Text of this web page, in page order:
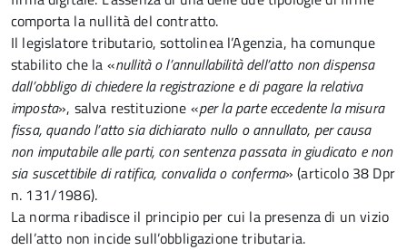
comporta la nullità del contratto.
Il legislatore tributario, sottolinea l’Agenzia, ha comunque
stabilito che la «nullità o l’annullabilità dell’atto non dispensa
dall’obbligo di chiedere la registrazione e di pagare la relativa
imposta», salva restituzione «per la parte eccedente la misura
fissa, quando l’atto sia dichiarato nullo o annullato, per causa
non imputabile alle parti, con sentenza passata in giudicato e non
sia suscettibile di ratifica, convalida o conferma» (articolo 38 Dpr
n. 131/1986).
La norma ribadisce il principio per cui la presenza di un vizio
dell’atto non incide sull’obbligazione tributaria.